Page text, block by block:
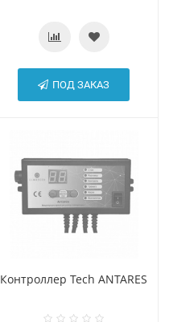
ПОД ЗАКАЗ
Контроллер Tech ANTARES